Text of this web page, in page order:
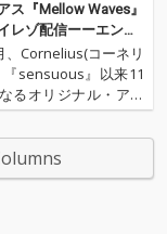
ス『Mellow Waves』
レゾ配信ーーエンジ
ロング・インタヴュ
、Cornelius(コーネリ
『sensuous』以来11
るオリジナル・アル
ースした。坂本慎太
迎えた「あなたがい
「未来の人へ」をは
ロウ”と“ウェイヴ”に